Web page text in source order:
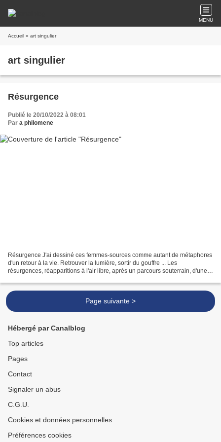
MENU
Accueil » art singulier
art singulier
Résurgence
Publié le 20/10/2022 à 08:01
Par a philomene
Résurgence J'ai dessiné ces femmes-sources comme autant de métaphores
d'un retour à la vie. Retrouver la lumière, sortir du gouffre ... Les
résurgences, réapparitions à l'air libre, après un parcours souterrain, d'une
Page suivante >
Hébergé par Canalblog
Top articles
Pages
Contact
Signaler un abus
C.G.U.
Cookies et données personnelles
Préférences cookies